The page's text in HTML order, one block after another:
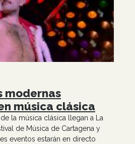
modernas
música clásica
la música clásica llegan a La
de Música de Cartagena y
eventos estarán en directo